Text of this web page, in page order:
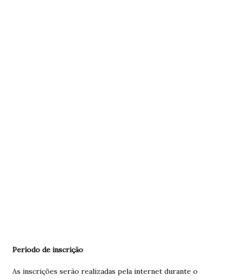
Período de inscrição
As inscrições serão realizadas pela internet durante o